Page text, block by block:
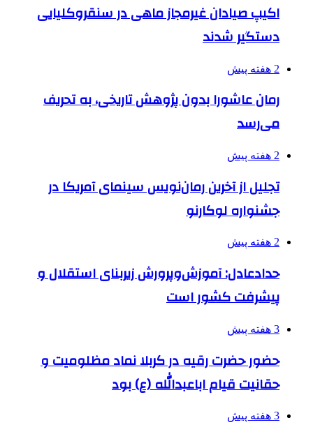
اکیپ صیادان غیرمجاز ماهی در سنقروکلیایی
دستگیر شدند
2 هفته پیش
رمان عاشورا بدون پژوهش تاریخی، به تحریف
می‌رسد
2 هفته پیش
تجلیل از آخرین رمان‌نویس سینمای آمریکا در
جشنواره لوکارنو
2 هفته پیش
حدادعادل: آموزش‌وپرورش زیربنای استقلال و
پیشرفت کشور است
3 هفته پیش
حضور حضرت رقیه در کربلا نماد مظلومیت و
حقانیت قیام اباعبدالله (ع) بود
3 هفته پیش